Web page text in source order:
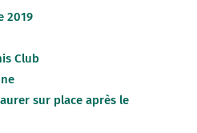
2019
Club
sur place après le